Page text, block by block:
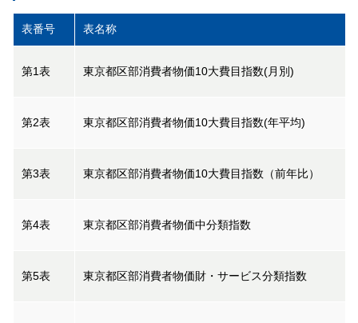
表番号 表名称
第1表 東京都区部消費者物価10大費目指数(月別)
第2表 東京都区部消費者物価10大費目指数(年平均)
第3表 東京都区部消費者物価10大費目指数（前年比）
第4表 東京都区部消費者物価中分類指数
第5表 東京都区部消費者物価財・サービス分類指数